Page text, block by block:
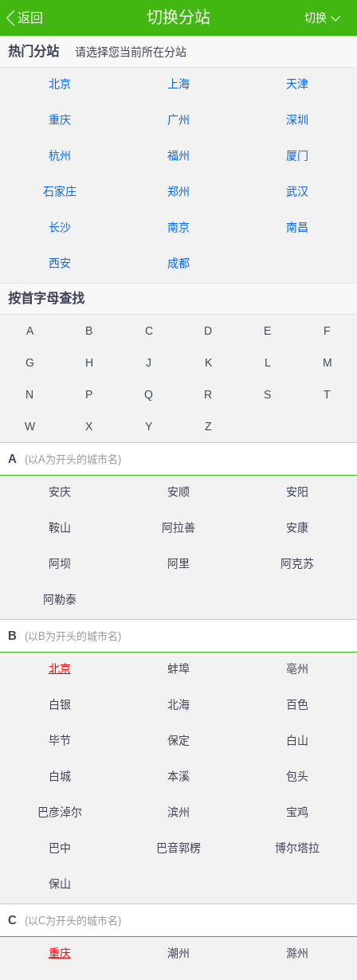
返回 切换
切换分站
热门分站 请选择您当前所在分站
北京 上海 天津
重庆 广州 深圳
杭州 福州 厦门
石家庄 郑州 武汉
长沙 南京 南昌
西安 成都
按首字母查找
A B C D E F
G H J K L M
N P Q R S T
W X Y Z
A (以A为开头的城市名)
安庆 安顺 安阳
鞍山 阿拉善 安康
阿坝 阿里 阿克苏
阿勒泰
B (以B为开头的城市名)
北京 蚌埠 亳州
白银 北海 百色
毕节 保定 白山
白城 本溪 包头
巴彦淖尔 滨州 宝鸡
巴中 巴音郭楞 博尔塔拉
保山
C (以C为开头的城市名)
重庆 潮州 滁州